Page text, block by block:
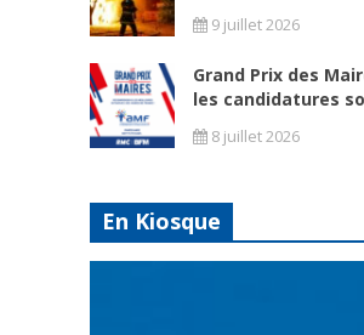
9 juillet 2026
Grand Prix des
les candidatures
8 juillet 2026
En Kiosque